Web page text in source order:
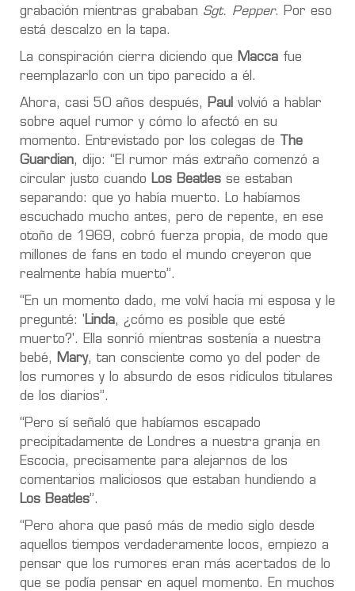
grabación mientras grababan Sgt. Pepper. Por eso
está descalzo en la tapa.
La conspiración cierra diciendo que Macca fue
reemplazarlo con un tipo parecido a él.
Ahora, casi 50 años después, Paul volvió a hablar
sobre aquel rumor y cómo lo afectó en su
momento. Entrevistado por los colegas de
The
Guardian, dijo: “El rumor más extraño comenzó a
circular justo cuando Los Beatles se estaban
separando: que yo había muerto. Lo habíamos
escuchado mucho antes, pero de repente, en ese
otoño de 1969, cobró fuerza propia, de modo que
millones de fans en todo el mundo creyeron que
realmente había muerto”.
“En un momento dado, me volví hacia mi esposa y le
pregunté: 'Linda, ¿cómo es posible que esté
muerto?'. Ella sonrió mientras sostenía a nuestra
bebé,
Mary, tan consciente como yo del poder de
los rumores y lo absurdo de esos ridículos titulares
de los diarios”.
“Pero sí señaló que habíamos escapado
precipitadamente de Londres a nuestra granja en
Escocia, precisamente para alejarnos de los
comentarios maliciosos que estaban hundiendo a
Los Beatles”.
“Pero ahora que pasó más de medio siglo desde
aquellos tiempos verdaderamente locos, empiezo a
pensar que los rumores eran más acertados de lo
que se podía pensar en aquel momento. En muchos